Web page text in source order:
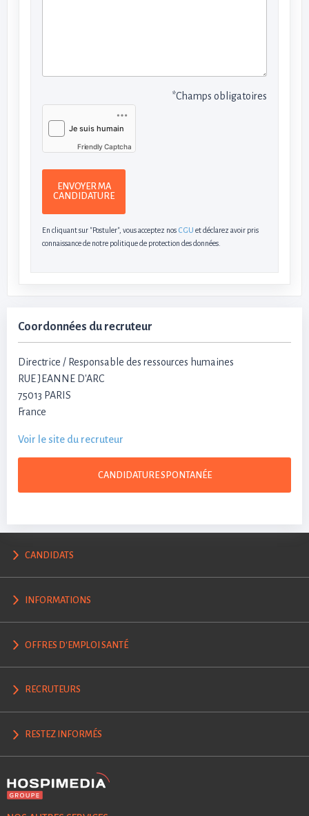
*Champs obligatoires
Friendly Captcha
ENVOYER MA
CANDIDATURE
En cliquant sur "Postuler", vous acceptez nos CGU et déclarez avoir pris
connaissance de notre politique de protection des données.
Coordonnées du recruteur
Directrice / Responsable des ressources humaines
RUE JEANNE D'ARC
75013 PARIS
France
Voir le site du recruteur
CANDIDATURE SPONTANÉE
CANDIDATS
INFORMATIONS
OFFRES D'EMPLOI SANTÉ
RECRUTEURS
RESTEZ INFORMÉS